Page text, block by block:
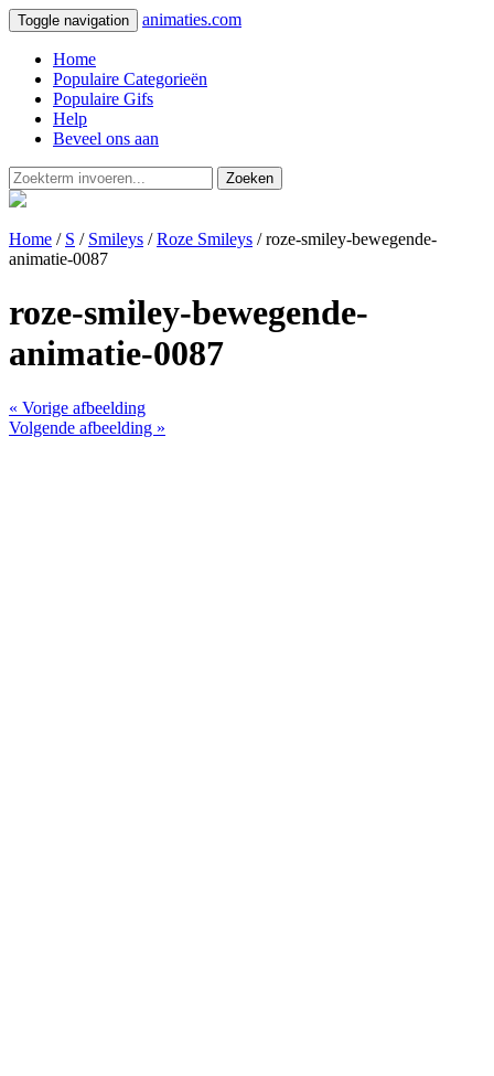
Toggle navigation animaties.com
Home
Populaire Categorieën
Populaire Gifs
Help
Beveel ons aan
Zoeken
Home / S / Smileys /Roze Smileys / roze-smiley-bewegende-
animatie-0087
roze-smiley-bewegende-
animatie-0087
« Vorige afbeelding
Volgende afbeelding »